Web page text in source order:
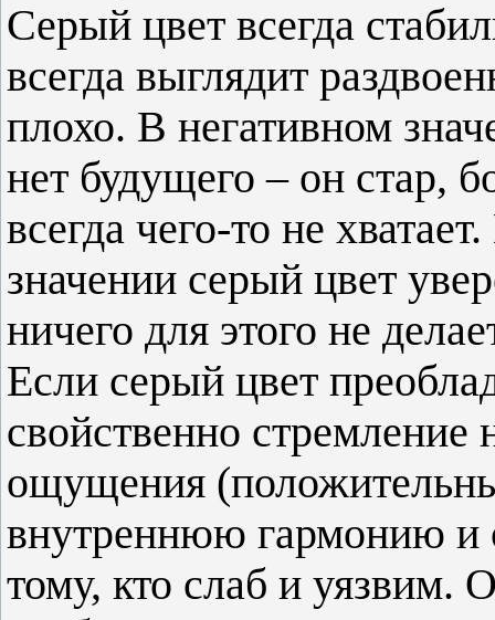
Серый цвет всегда
всегда выглядит
плохо. В негативном
нет будущего – он стар,
всегда чего-то не
значении серый цвет
ничего для этого не
Если серый цвет
свойственно стремление
ощущения
внутреннюю гармонию и
тому, кто слаб и уязвим.